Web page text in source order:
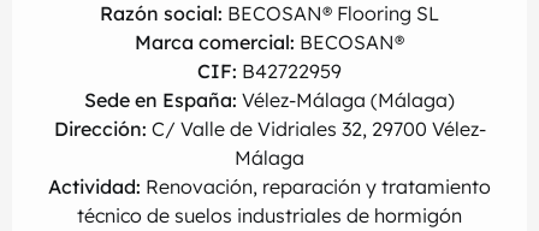
Razón social: BECOSAN® Flooring SL
Marca comercial: BECOSAN®
CIF: B42722959
Sede en España: Vélez-Málaga (Málaga)
Dirección: C/ Valle de Vidriales 32, 29700 Vélez-
Málaga
Actividad: Renovación, reparación y tratamiento
técnico de suelos industriales de hormigón